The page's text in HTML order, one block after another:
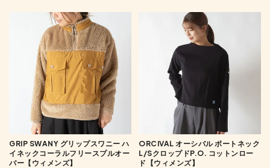
GRIP SWANY グリップスワニー ハ
イネックコーラルフリースプルオー
バー【ウィメンズ】
ORCIVAL オーシバル ボートネック
L/SクロップドP.O. コットンロー
ド【ウィメンズ】